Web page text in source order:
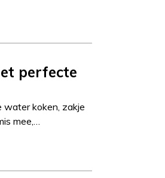
perfecte
water koken, zakje
mee,…